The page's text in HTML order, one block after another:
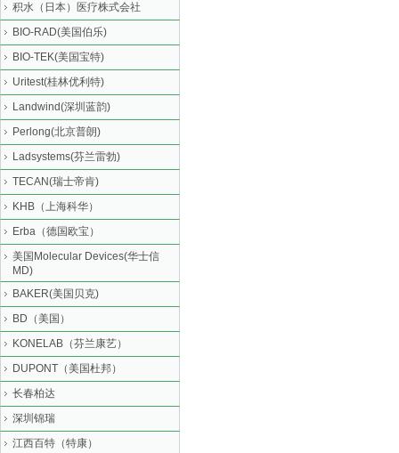
积水（日本）医疗株式会社
BIO-RAD(美国伯乐)
BIO-TEK(美国宝特)
Uritest(桂林优利特)
Landwind(深圳蓝韵)
Perlong(北京普朗)
Ladsystems(芬兰雷勃)
TECAN(瑞士帝肯)
KHB（上海科华）
Erba（德国欧宝）
美国Molecular Devices(华士信
MD)
BAKER(美国贝克)
BD（美国）
KONELAB（芬兰康艺）
DUPONT（美国杜邦）
长春柏达
深圳锦瑞
江西百特（特康）